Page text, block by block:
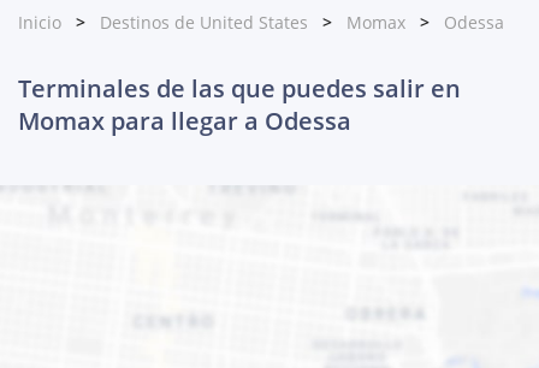
Inicio Destinos de United States Momax Odessa
Terminales de las que puedes salir en
Momax para llegar a Odessa